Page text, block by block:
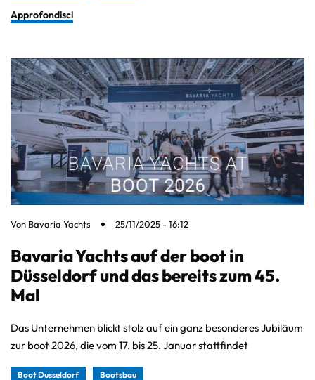
Approfondisci
Von Bavaria Yachts 25/11/2025 - 16:12
Bavaria Yachts auf der boot in
Düsseldorf und das bereits zum 45.
Mal
Das Unternehmen blickt stolz auf ein ganz besonderes Jubiläum
zur boot 2026, die vom 17. bis 25. Januar stattfindet
Boot Dusseldorf Bootsbau